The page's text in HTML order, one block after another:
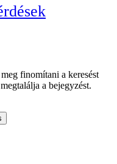
finomítani a keresést
a bejegyzést.